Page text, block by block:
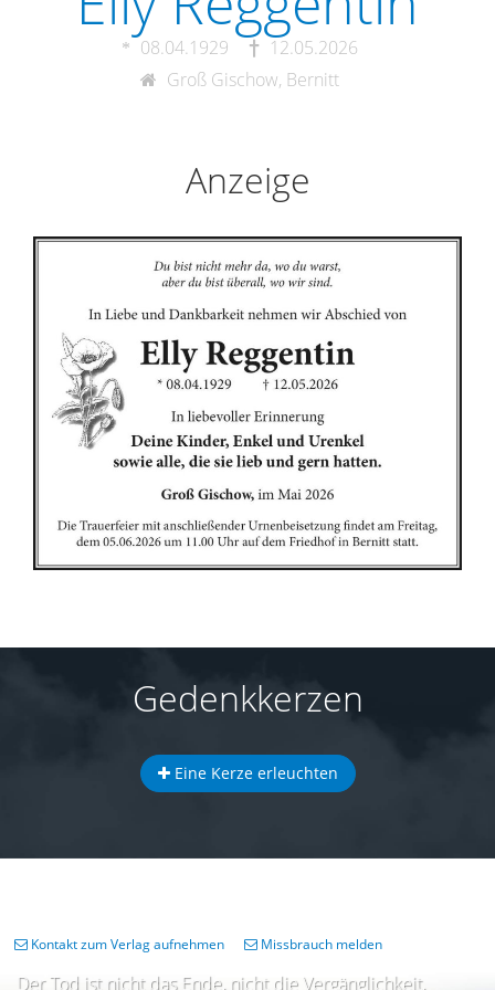
08.04.1929
12.05.2026
Groß Gischow, Bernitt
Anzeige
Gedenkkerzen
Eine Kerze erleuchten
Der Tod ist nicht das Ende, nicht die Vergänglichkeit,
Kontakt zum Verlag aufnehmen Missbrauch melden